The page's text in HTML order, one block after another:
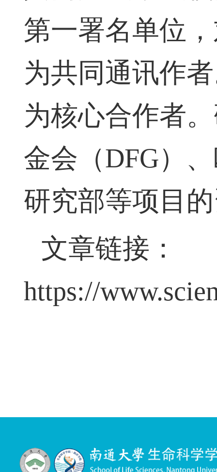
共同完成，我
第一署名单位，
为共同通讯作
为核心合作者
金会（DFG）
研究部等项目
文章链接：